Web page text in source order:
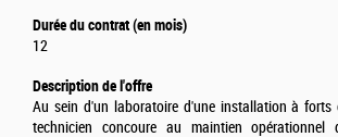
Durée du contrat (en mois)
12
Description de l'offre
Au sein d'un laboratoire d'une installation à forts
technicien concoure au maintien opérationnel